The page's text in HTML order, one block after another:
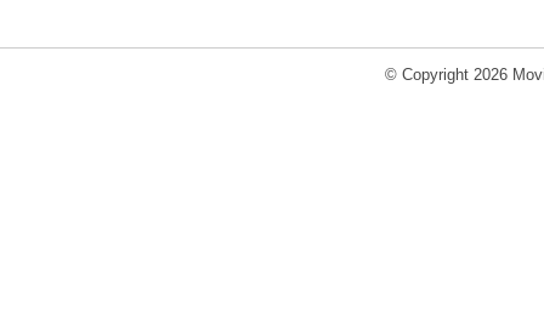
© Copyright 2026